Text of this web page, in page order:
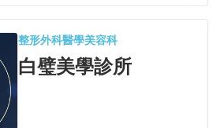
整形外科醫學美容科
白璧美學診所